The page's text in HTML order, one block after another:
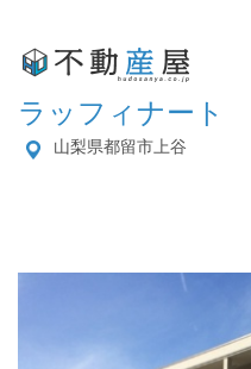
ラッフィナート
山梨県都留市上谷